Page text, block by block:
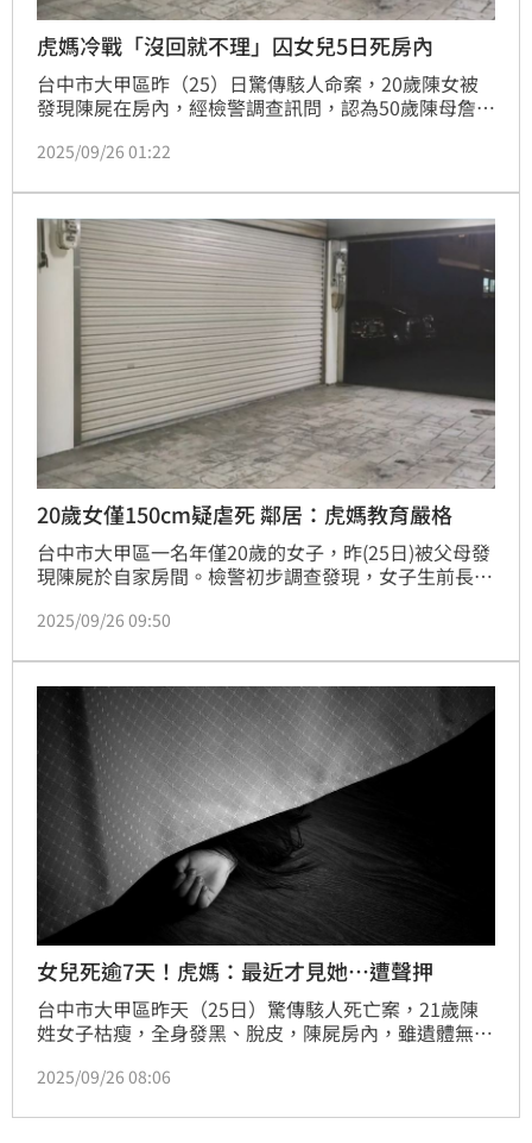
虎媽冷戰「沒回就不理」囚女兒5日死房內
台中市大甲區昨（25）日驚傳駭人命案，20歲陳女被
發現陳屍在房內，經檢警調查訊問，認為50歲陳母詹女
女倆近日疑似發生爭吵冷戰，關係越鬧越僵，「若敲門
才驚見女兒已陳屍房內發黑。今早檢方再度訊問陳父，
認定其也涉妨害自由，由證人轉列被告，諭令10萬元交
保，限制出境出海。
2025/09/26 01:22
20歲女僅150cm疑虐死 鄰居：虎媽教育嚴格
台中市大甲區一名年僅20歲的女子，昨(25日)被父母發
現陳屍於自家房間。檢警初步調查發現，女子生前長期
二休學後便終日留在家中，鮮少與外界接觸。母親涉嫌
為全案重大嫌疑人，目前遭檢方聲押。
2025/09/26 09:50
女兒死逾7天！虎媽：最近才見她…遭聲押
台中市大甲區昨天（25日）驚傳駭人死亡案，21歲陳
姓女子枯瘦，全身發黑、脫皮，陳屍房內，雖遺體無明
純，研判已死亡至少7天；母親遭列嫌疑人，她供稱，
方，複訊後，向台中地院聲請羈押禁見。
2025/09/26 08:06